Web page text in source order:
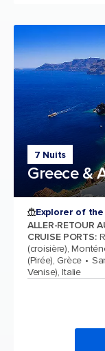
7 Nuits
Greece &
Explorer of the
ALLER-RETOUR
CRUISE PORTS:
(croisière),
(Pirée), Grèce
Venise), Italie